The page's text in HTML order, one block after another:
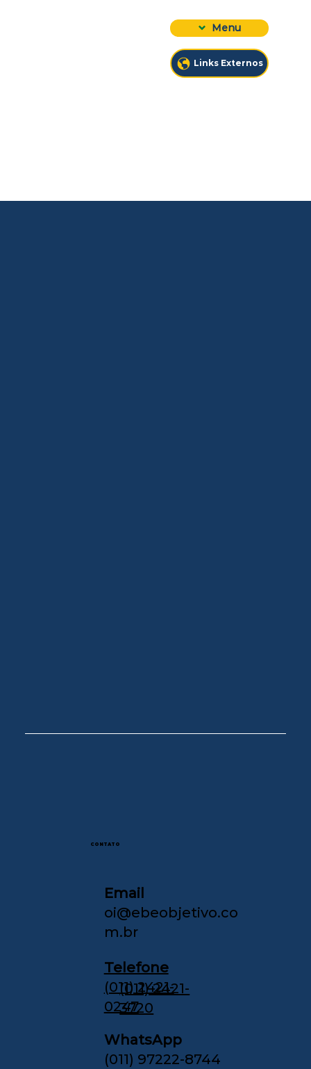
Menu
Links Externos
CONTATO
Email
oi@ebeobjetivo.co
m.br
Telefone
(011) 2421-
0247
(011) 2421-
3720
WhatsApp
(011) 97222-8744